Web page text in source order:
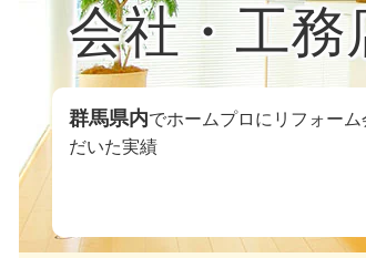
会社・工務
群馬県内でホームプロにリフォー
だいた実績